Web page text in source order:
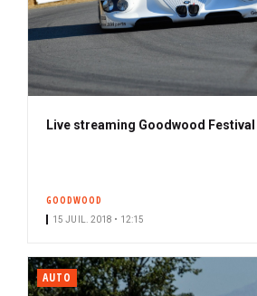
Live streaming Goodwood Festival
GOODWOOD
15 JUIL. 2018 • 12:15
AUTO